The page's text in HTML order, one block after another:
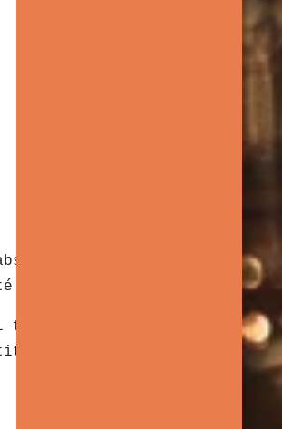
la lumière pour
discret et moderne.
fait fureur. On ne cherche
secret d’une coiffure qui